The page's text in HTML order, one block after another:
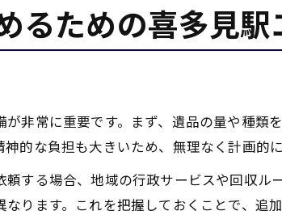
遺品整理の口コミや評判を徹底的に調
世田谷区 遺品整理業者選定の具体的
遺品整理 東京で信頼できる対応を求
遺品整理のレビューを活かした選択方
大切な品々を守る遺品整理の基礎知識と手
遺品整理の基本手順と実践的ポイント
るための喜多見
非常に重要です。まず、遺品の量や種類
的な負担も大きいため、無理なく計画的
する場合、地域の行政サービスや回収
ります。これを把握しておくことで、追